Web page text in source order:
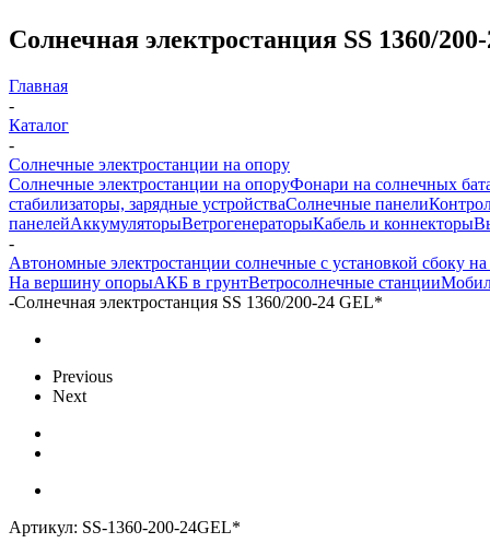
Солнечная электростанция SS 1360/
Главная
-
Каталог
-
Солнечные электростанции на опору
Солнечные электростанции на опоруФонари на солнечных
стабилизаторы, зарядные устройстваСолнечные панели
панелейАккумуляторыВетрогенераторыКабель и коннекторы
-
Автономные электростанции солнечные с установкой сбоку
На вершину опорыАКБ в грунтВетросолнечные станции
-Солнечная электростанция SS 1360/200-24 GEL*
Previous
Next
Артикул: SS-1360-200-24GEL*